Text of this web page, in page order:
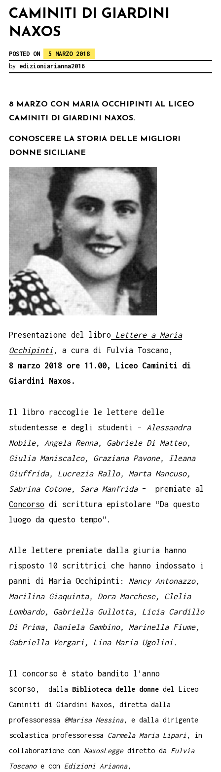
CAMINITI DI GIARDINI
NAXOS
POSTED ON
5 MARZO 2018
by edizioniarianna2016
8 MARZO CON MARIA OCCHIPINTI AL LICEO
CAMINITI DI GIARDINI NAXOS.
CONOSCERE LA STORIA DELLE MIGLIORI
DONNE SICILIANE
Presentazione del libro Lettere a Maria
Occhipinti , a cura di Fulvia Toscano,
8 marzo 2018 ore 11.00,
Liceo Caminiti di
Giardini Naxos.
Il libro raccoglie le lettere delle
studentesse e degli studenti – Alessandra
Nobile, Angela Renna, Gabriele Di Matteo,
Giulia Maniscalco, Graziana Pavone, Ileana
Giuffrida, Lucrezia Rallo, Marta Mancuso,
Sabrina Cotone, Sara Manfrida– premiate al
Concorso di scrittura epistolare “Da questo
luogo da questo tempo”.
Alle lettere premiate dalla giuria hanno
risposto 10 scrittrici che hanno indossato i
panni di Maria Occhipinti: Nancy Antonazzo,
Marilina Giaquinta, Dora Marchese, Clelia
Lombardo, Gabriella Gullotta, Licia Cardillo
Di Prima, Daniela Gambino, Marinella Fiume,
Gabriella Vergari, Lina Maria Ugolini.
Il concorso è stato bandito l’anno
scorso,
dalla Biblioteca delle donne del Liceo
Caminiti di Giardini Naxos, diretta dalla
professoressa @Marisa Messina, e dalla dirigente
scolastica professoressa Carmela Maria Lipari, in
collaborazione con NaxosLeggediretto da Fulvia
Toscanoe con Edizioni Arianna,